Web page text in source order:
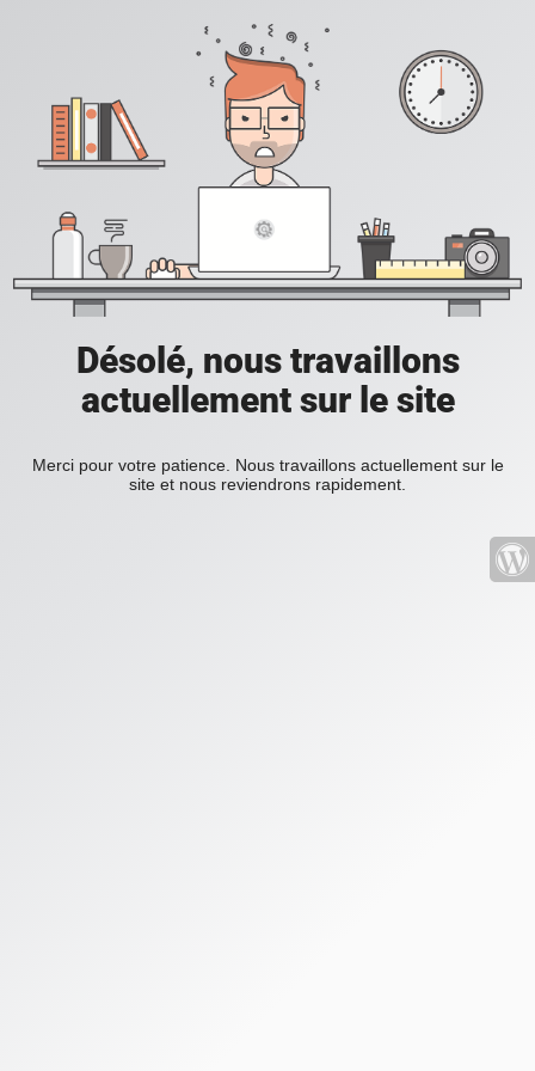
Désolé, nous travaillons
actuellement sur le site
Merci pour votre patience. Nous travaillons actuellement sur le
site et nous reviendrons rapidement.